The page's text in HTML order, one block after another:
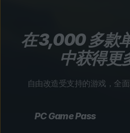
在 3,000 多款
中获得更
自由改造受支持的游戏，全
PC Game Pass